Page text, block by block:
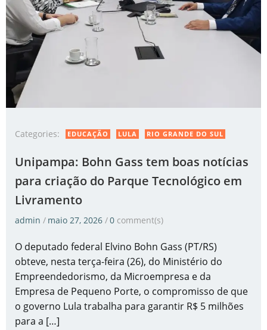
Categories: EDUCAÇÃO LULA RIO GRANDE DO SUL
Unipampa: Bohn Gass tem boas notícias
para criação do Parque Tecnológico em
Livramento
admin / maio 27, 2026 /0 comment(s)
O deputado federal Elvino Bohn Gass (PT/RS)
obteve, nesta terça-feira (26), do Ministério do
Empreendedorismo, da Microempresa e da
Empresa de Pequeno Porte, o compromisso de que
o governo Lula trabalha para garantir R$ 5 milhões
para a […]